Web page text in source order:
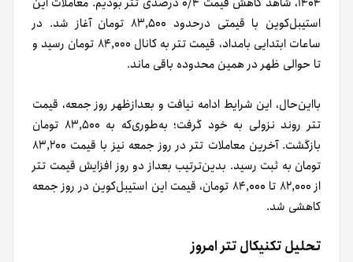
استیبل‌کوین با قیمتی درحدود ۸۳,۵۰۰ تومان آغاز شد. در
ساعات ابتدایی بامداد، قیمت تتر به کانال ۸۴,۰۰۰ تومان رسید و
تا حوالی ظهر در همین محدوده باقی ماند.
بااین‌حال، این شرایط ادامه نیافت و بعد‌ازظهر روز جمعه، قیمت
تتر روند نزولی به خود گرفت؛ به‌طوری‌که به ۸۳,۵۰۰ تومان
بازگشت. آخرین معاملات تتر در روز جمعه نیز با قیمت ۸۳,۲۰۰
تومان به ثبت رسید. بدین‌ترتیب بعد‌از دو روز افزایش قیمت تتر
از ۸۲,۰۰۰ تا ۸۴,۰۰۰ تومان، قیمت این استیبل‌کوین در روز جمعه
کاهشی شد.
تحلیل تکنیکال تتر امروز